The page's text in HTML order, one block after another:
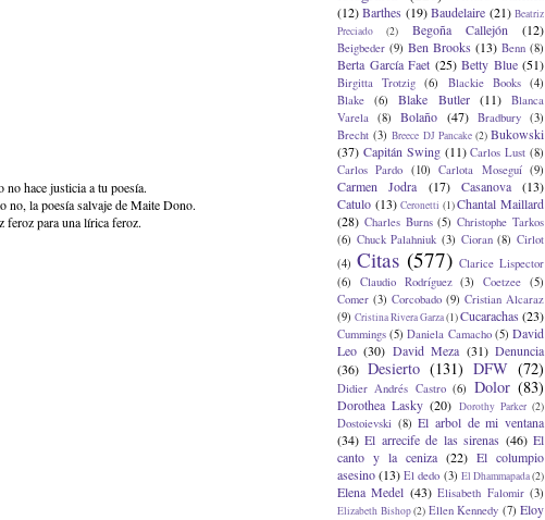
no hace justicia a tu poesía.
no, la poesía salvaje de Maite Dono.
feroz para una lírica feroz.
(12) Barthes (19) Baudelaire (21) Beatriz
Preciado
(2) Begoña Callejón (12)
Beigbeder (9) Ben Brooks (13) Benn (8)
Berta García Faet (25) Betty Blue (51)
Birgitta Trotzig (6) Blackie Books (4)
Blake
(6) Blake Butler (11)
Blanca
Varela
(8) Bolaño (47) Bradbury (3)
Brecht (3) Breece DJ Pancake (2) Bukowski
(37) Capitán Swing (11) Carlos Lust (8)
Carlos Pardo (10) Carlota Moseguí (9)
Carmen Jodra (17) Casanova
(13)
Catulo (13) Ceronetti (1) Chantal Maillard
(28) Charles Burns (5) Christophe Tarkos
(6) Chuck Palahniuk (3) Cioran (8) Cirlot
(4) Citas (577) Clarice Lispector
(6)
Claudio Rodríguez (3) Coetzee (5)
Comer (3) Corcobado (9) Cristian Alcaraz
(9) Cristina Rivera Garza(1)Cucarachas (23)
Cummings (5) Daniela Camacho (5) David
Leo (30) David Meza (31) Denuncia
(36) Desierto (131) DFW (72)
Didier Andrés Castro (6) Dolor (83)
Dorothea Lasky (20) Dorothy Parker (2)
Dostoievski (8) El arbol de mi ventana
(34) El arrecife de las sirenas (46) El
canto y la ceniza (22) El columpio
asesino(13) El dedo (3) El Dhammapada(2)
Elena Medel (43) Elisabeth Falomir (3)
Elizabeth Bishop(2) Ellen Kennedy (7) Eloy